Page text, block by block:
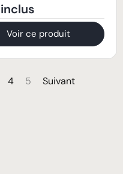
Voir ce produit
4 5 Suivant